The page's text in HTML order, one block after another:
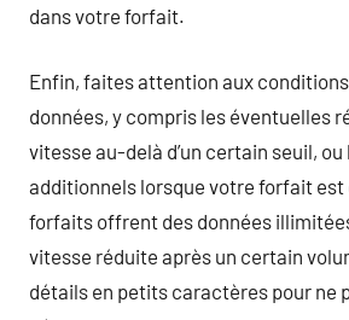
dans votre forfait.
Enfin, faites attention aux conditions
données, y compris les éventuelles
vitesse au-delà d’un certain seuil,
additionnels lorsque votre forfait est
forfaits offrent des données
vitesse réduite après un certain
détails en petits caractères pour ne